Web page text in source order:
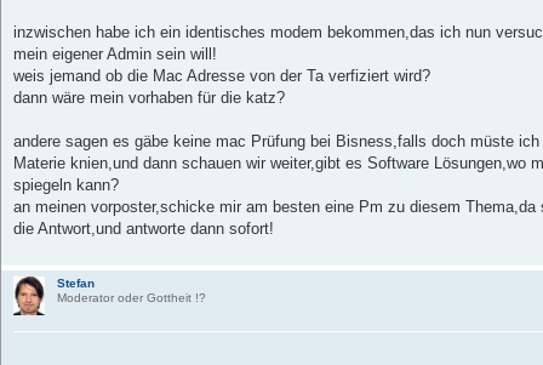
inzwischen habe ich ein identisches modem bekommen,das ich nun
mein eigener Admin sein will!
weis jemand ob die Mac Adresse von der Ta verfiziert wird?
dann wäre mein vorhaben für die katz?
andere sagen es gäbe keine mac Prüfung bei Bisness,falls doch müste
Materie knien,und dann schauen wir weiter,gibt es Software Lösungen,wo
spiegeln kann?
an meinen vorposter,schicke mir am besten eine Pm zu diesem
die Antwort,und antworte dann sofort!
Stefan
Moderator oder Gottheit !?